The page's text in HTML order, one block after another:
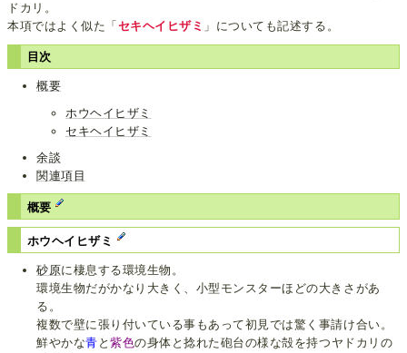
ドカリ。
本項ではよく似た「 セキヘイヒザミ 」についても記述する。
目次
概要
ホウヘイヒザミ
セキヘイヒザミ
余談
関連項目
概要
ホウヘイヒザミ
砂原に棲息する環境生物。
環境生物だがかなり大きく、小型モンスターほどの大きさがあ
る。
複数で壁に張り付いている事もあって初見では驚く事請け合い。
鮮やかな青 と紫色の身体と捻れた砲台の様な殻を持つヤドカリの